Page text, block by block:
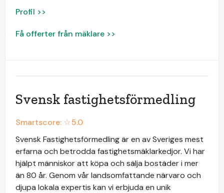
Profil >>
Få offerter från mäklare >>
Svensk fastighetsförmedling
Smartscore: ☆5.0
Svensk Fastighetsförmedling är en av Sveriges mest
erfarna och betrodda fastighetsmäklarkedjor. Vi har
hjälpt människor att köpa och sälja bostäder i mer
än 80 år. Genom vår landsomfattande närvaro och
djupa lokala expertis kan vi erbjuda en unik